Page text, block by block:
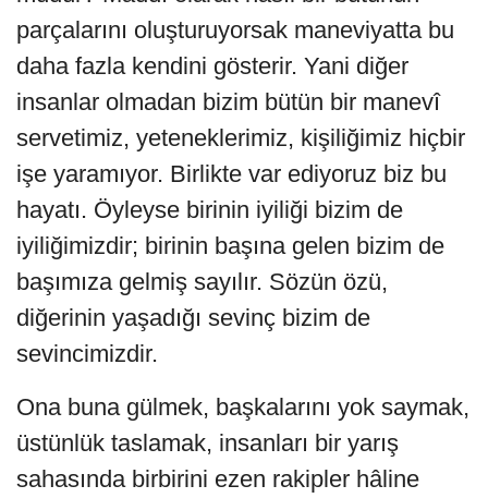
parçalarını oluşturuyorsak maneviyatta bu
daha fazla kendini gösterir. Yani diğer
insanlar olmadan bizim bütün bir manevî
servetimiz, yeteneklerimiz, kişiliğimiz hiçbir
işe yaramıyor. Birlikte var ediyoruz biz bu
hayatı. Öyleyse birinin iyiliği bizim de
iyiliğimizdir; birinin başına gelen bizim de
başımıza gelmiş sayılır. Sözün özü,
diğerinin yaşadığı sevinç bizim de
sevincimizdir.
Ona buna gülmek, başkalarını yok saymak,
üstünlük taslamak, insanları bir yarış
sahasında birbirini ezen rakipler hâline